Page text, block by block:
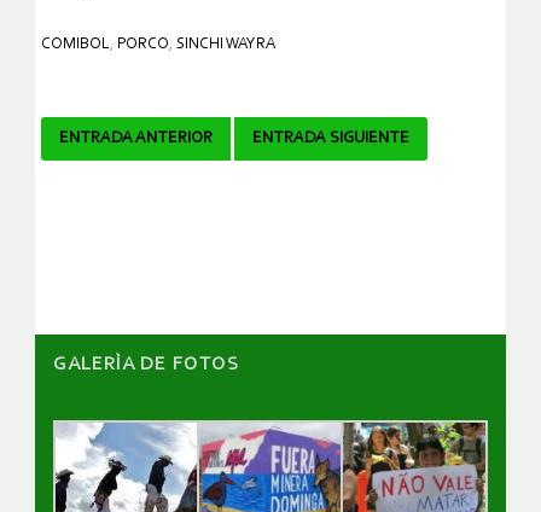
COMIBOL, PORCO, SINCHI WAYRA
Navegador
ENTRADA ANTERIOR ENTRADA SIGUIENTE
GALERÌA DE FOTOS